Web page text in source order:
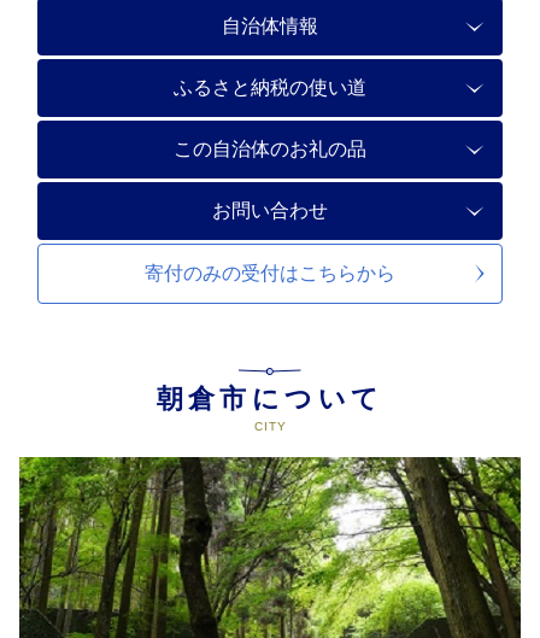
自治体情報
ふるさと納税の使い道
この自治体のお礼の品
お問い合わせ
寄付のみの受付はこちらから
朝倉市について